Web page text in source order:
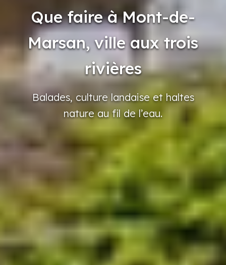
Que faire à Mont-de-
Marsan, ville aux trois
rivières
Balades, culture landaise et haltes
nature au fil de l’eau.